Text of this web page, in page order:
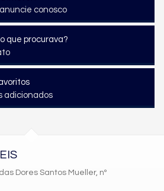
conosco
que procurava?
adicionados
Dores Santos Mueller, nº